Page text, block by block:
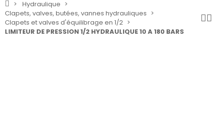
Hydraulique
Clapets, valves, butées, vannes hydrauliques
Clapets et valves d'équilibrage en 1/2
LIMITEUR DE PRESSION 1/2 HYDRAULIQUE 10 A 180 BARS